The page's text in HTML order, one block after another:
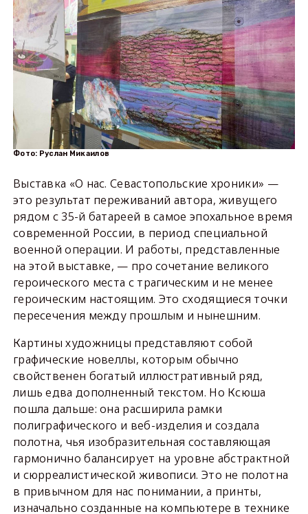
Фото: Руслан Микаилов
Выставка «О нас. Севастопольские хроники» —
это результат переживаний автора, живущего
рядом с 35-й батареей в самое эпохальное время
современной России, в период специальной
военной операции. И работы, представленные
на этой выставке, — про сочетание великого
героического места с трагическим и не менее
героическим настоящим. Это сходящиеся точки
пересечения между прошлым и нынешним.
Картины художницы представляют собой
графические новеллы, которым обычно
свойственен богатый иллюстративный ряд,
лишь едва дополненный текстом. Но Ксюша
пошла дальше: она расширила рамки
полиграфического и веб-изделия и создала
полотна, чья изобразительная составляющая
гармонично балансирует на уровне абстрактной
и сюрреалистической живописи. Это не полотна
в привычном для нас понимании, а принты,
изначально созданные на компьютере в технике